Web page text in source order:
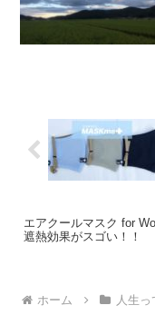
エアクールマスク for
遮熱効果がスゴい！！
ホーム 人生